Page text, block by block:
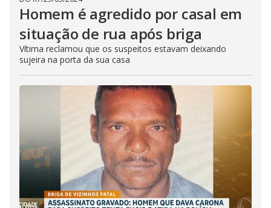
Homem é agredido por casal em
situação de rua após briga
Vítima reclamou que os suspeitos estavam deixando
sujeira na porta da sua casa